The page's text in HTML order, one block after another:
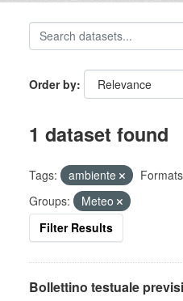
Order by
1 dataset found
Tags: ambiente
Groups:
Meteo
Filter Results
Bollettino testuale